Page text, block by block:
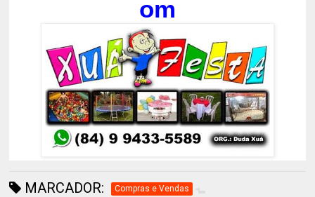
om
MARCADOR: Compras e Vendas